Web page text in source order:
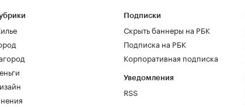
Подписки
Скрыть баннеры на РБК
Подписка на РБК
Корпоративная подписка
Уведомления
RSS